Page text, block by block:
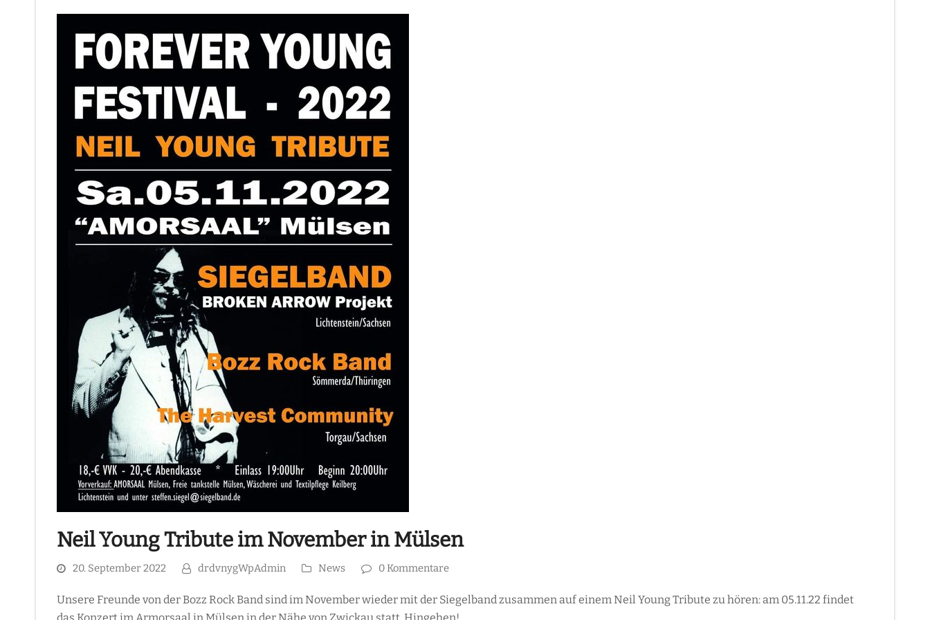
Neil Young Tribute im November in Mülsen
20. September 2022 drdvnygWpAdmin News 0 Kommentare
Unsere Freunde von der Bozz Rock Band sind im November wieder mit der Siegelband zusammen auf einem Neil Young Tribute zu hören: am 05.11.22 findet
das Konzert im Armorsaal in Mülsen in der Nähe von Zwickau statt. Hingehen!